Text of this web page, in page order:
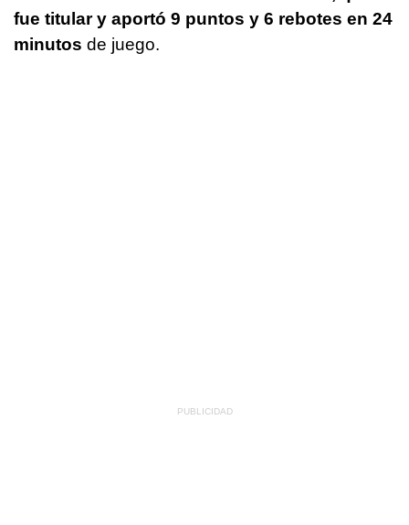
fue titular y aportó 9 puntos y 6 rebotes en 24
minutos de juego.